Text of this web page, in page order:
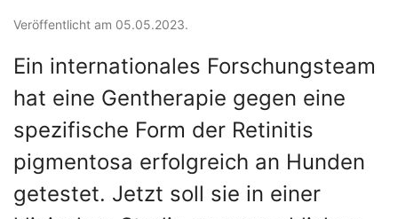
Veröffentlicht am 05.05.2023.
Ein internationales Forschungsteam
hat eine Gentherapie gegen eine
spezifische Form der Retinitis
pigmentosa erfolgreich an Hunden
getestet. Jetzt soll sie in einer